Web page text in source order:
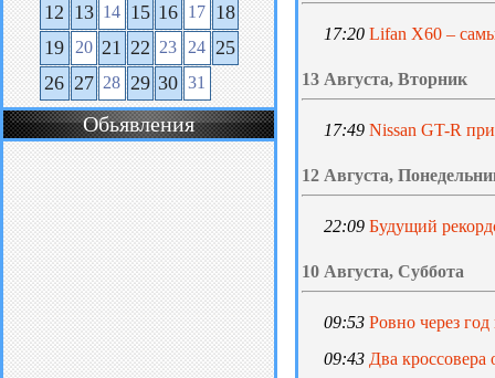
12 13 14 15 16 17 18
19
20 21 22 23 24 25
26 27 28 29 30 31
Обьявления
17:20 Lifan X60 –
13 Августа, Вторник
17:49 Nissan GT-R
12 Августа,
22:09 Будущий
10 Августа, Суббота
09:53 Ровно через
09:43 Два кроссовера